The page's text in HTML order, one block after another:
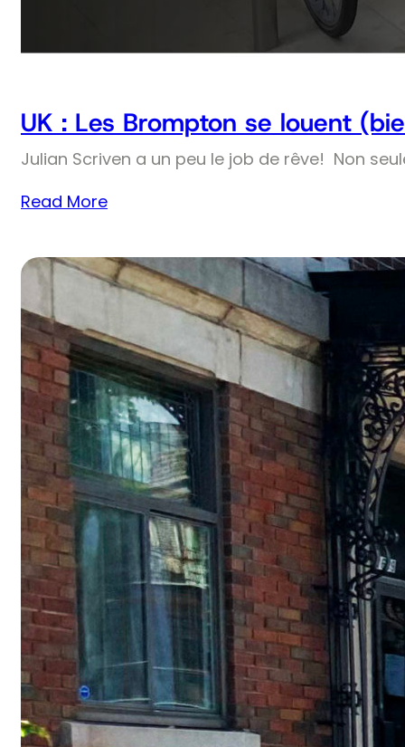
UK : Les Brompton se louent
Julian Scriven a un peu le job de rêve! Non
Read More